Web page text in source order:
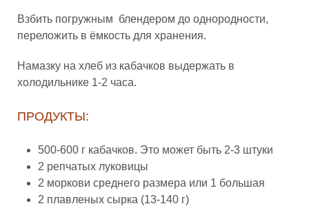
Взбить погружным блендером до однородности,
переложить в ёмкость для хранения.
Намазку на хлеб из кабачков выдержать в
холодильнике 1-2 часа.
ПРОДУКТЫ:
500-600 г кабачков. Это может быть 2-3 штуки
2 репчатых луковицы
2 моркови среднего размера или 1 большая
2 плавленых сырка (13-140 г)